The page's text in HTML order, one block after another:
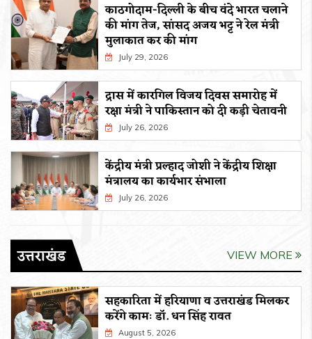
काठगोदाम-दिल्ली के बीच वंदे भारत चलाने
की मांग तेज, सांसद अजय भट्ट ने रेल मंत्री
मुलाकात कर की मांग
July 29, 2026
द्रास में कारगिल विजय दिवस समारोह में
रक्षा मंत्री ने पाकिस्तान को दी कड़ी चेतावनी
July 26, 2026
केंद्रीय मंत्री प्रल्हाद जोशी ने केंद्रीय शिक्षा
मंत्रालय का कार्यभार संभाला
July 26, 2026
उत्तराखंड VIEW MORE
सहकारिता में हरियाणा व उत्तराखंड मिलकर
करेंगे कामः डाॅ. धन सिंह रावत
August 5, 2026